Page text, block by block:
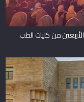
من كليات الطب